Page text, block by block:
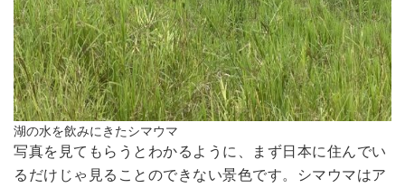
湖の水を飲みにきたシマウマ
写真を見てもらうとわかるように、まず日本に住んでい
るだけじゃ見ることのできない景色です。シマウマはア